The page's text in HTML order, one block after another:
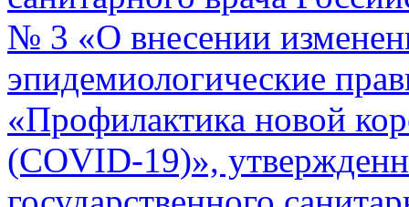
№ 3 «О внесении
эпидемиологические
«Профилактика новой
(СОVID-19)»,